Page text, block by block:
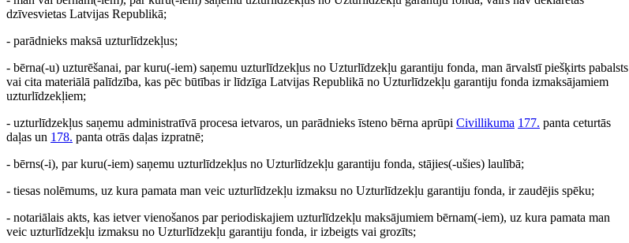
dzīvesvietas Latvijas Republikā;
- parādnieks maksā uzturlīdzekļus;
- bērna(-u) uzturēšanai, par kuru(-iem) saņemu uzturlīdzekļus no Uzturlīdzekļu garantiju fonda, man ārvalstī piešķirts pabalsts
vai cita materiālā palīdzība, kas pēc būtības ir līdzīga Latvijas Republikā no Uzturlīdzekļu garantiju fonda izmaksājamiem
uzturlīdzekļiem;
- uzturlīdzekļus saņemu administratīvā procesa ietvaros, un parādnieks īsteno bērna aprūpi Civillikuma 177. panta ceturtās
daļas un 178. panta otrās daļas izpratnē;
- bērns(-i), par kuru(-iem) saņemu uzturlīdzekļus no Uzturlīdzekļu garantiju fonda, stājies(-ušies) laulībā;
- tiesas nolēmums, uz kura pamata man veic uzturlīdzekļu izmaksu no Uzturlīdzekļu garantiju fonda, ir zaudējis spēku;
- notariālais akts, kas ietver vienošanos par periodiskajiem uzturlīdzekļu maksājumiem bērnam(-iem), uz kura pamata man
veic uzturlīdzekļu izmaksu no Uzturlīdzekļu garantiju fonda, ir izbeigts vai grozīts;